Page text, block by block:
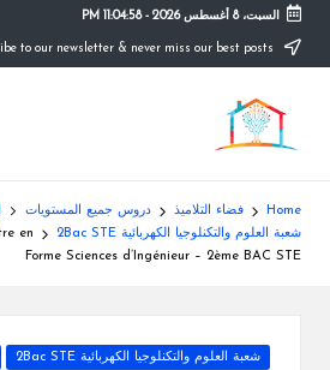
content
السبت، 8 أغسطس 2026 -
11:04:58 PM
م
و
ق
ع
التعليم
الصريح
Home فضاء التلاميذ دروس جميع المستويات
شعبة العلوم والتكنلوجيا الكهربائية 2Bac STE
en
Forme Sciences d’Ingénieur – 2ème BAC STE
Posted
شعبة العلوم والتكنلوجيا الكهربائية 2Bac STE